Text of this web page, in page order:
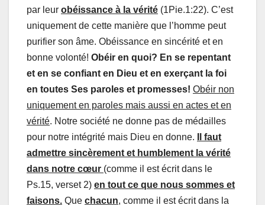
par leur obéissance à la vérité (1Pie.1:22). C’est
uniquement de cette manière que l’homme peut
purifier son âme. Obéissance en sincérité et en
bonne volonté! Obéir en quoi? En se repentant
et en se confiant en Dieu et en exerçant la foi
en toutes Ses paroles et promesses! Obéir non
uniquement en paroles mais aussi en actes et en
vérité. Notre société ne donne pas de médailles
pour notre intégrité mais Dieu en donne.
Il faut
admettre sincèrement et humblement la vérité
dans notre cœur (comme il est écrit dans le
Ps.15, verset 2) en tout ce que nous sommes et
faisons. Que chacun, comme il est écrit dans la